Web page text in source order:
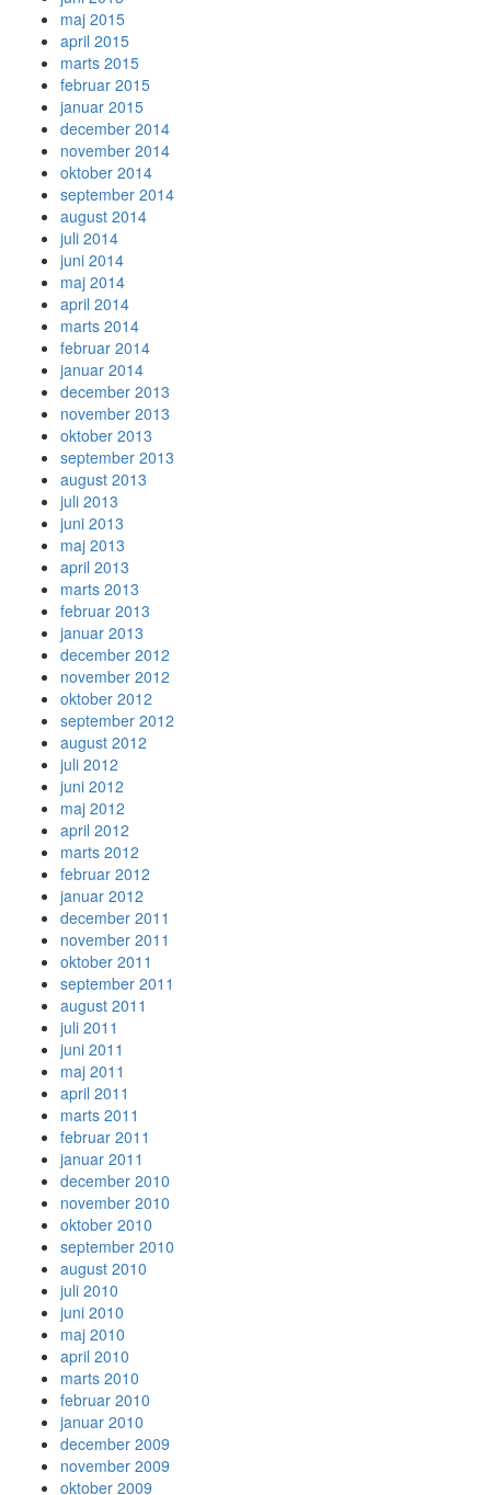
maj 2015
april 2015
marts 2015
februar 2015
januar 2015
december 2014
november 2014
oktober 2014
september 2014
august 2014
juli 2014
juni 2014
maj 2014
april 2014
marts 2014
februar 2014
januar 2014
december 2013
november 2013
oktober 2013
september 2013
august 2013
juli 2013
juni 2013
maj 2013
april 2013
marts 2013
februar 2013
januar 2013
december 2012
november 2012
oktober 2012
september 2012
august 2012
juli 2012
juni 2012
maj 2012
april 2012
marts 2012
februar 2012
januar 2012
december 2011
november 2011
oktober 2011
september 2011
august 2011
juli 2011
juni 2011
maj 2011
april 2011
marts 2011
februar 2011
januar 2011
december 2010
november 2010
oktober 2010
september 2010
august 2010
juli 2010
juni 2010
maj 2010
april 2010
marts 2010
februar 2010
januar 2010
december 2009
november 2009
oktober 2009